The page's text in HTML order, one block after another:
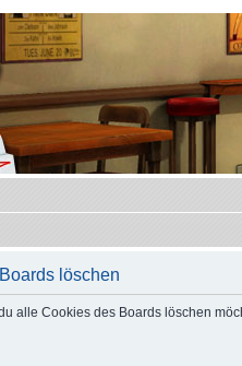
löschen
alle Cookies des Boards löschen